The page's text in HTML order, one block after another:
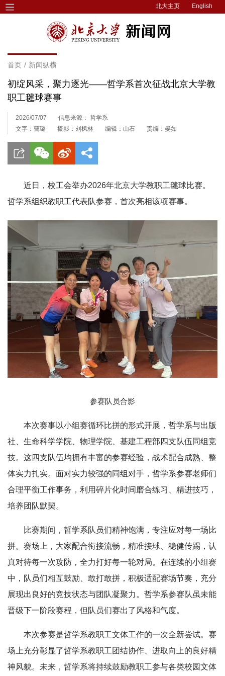
北大主页 English
首页 / 新闻纵横
初绽风采，聚力逐光——哲学系首次征战北京大学教
职工毽球赛事
2026/07/07
信息来源： 哲学系
文字：曹璐
摄影：刘枫林 编辑：山石 责编：晏如
近日，校工会举办2026年北京大学教职工毽球比赛。
哲学系组织教职工代表队参赛，首次亮相该项赛事。
参赛队员合影
本次赛事以小组赛循环比拼的形式开展， 哲学系与出版
社、生命科学学院、物理学院、基建工程部四支队伍同组竞
技。这四支队伍均拥有丰富的参赛经验，战术配合成熟、整
体实力扎实。面对实力较强的同组对手， 哲学系参赛老师们
合理平衡工作事务，利用碎片化时间磨合练习、精进技巧，
培养团队默契。
比赛期间， 哲学系队员们精神饱满，专注应对每一场比
拼。赛场上，大家配合衔接流畅，精准接球、稳健传踢，认
真对待每一次攻防，全力打好每一轮对局。在连续的小组赛
中，队员们相互鼓励、敢打敢拼，积极适配赛场节奏，充分
展现出良好的竞技状态与团队凝聚力。哲学系参赛队 虽未能
晋级下一阶段赛程，但队员们赛出了风格和气度。
本次参赛是哲学系教职工文体工作的一次全新尝试。赛
场上充分彰显了哲学系教职工团结协作、进取向上的良好精
神风貌。未来，哲学系将持续鼓励教职工参与各类校园文体